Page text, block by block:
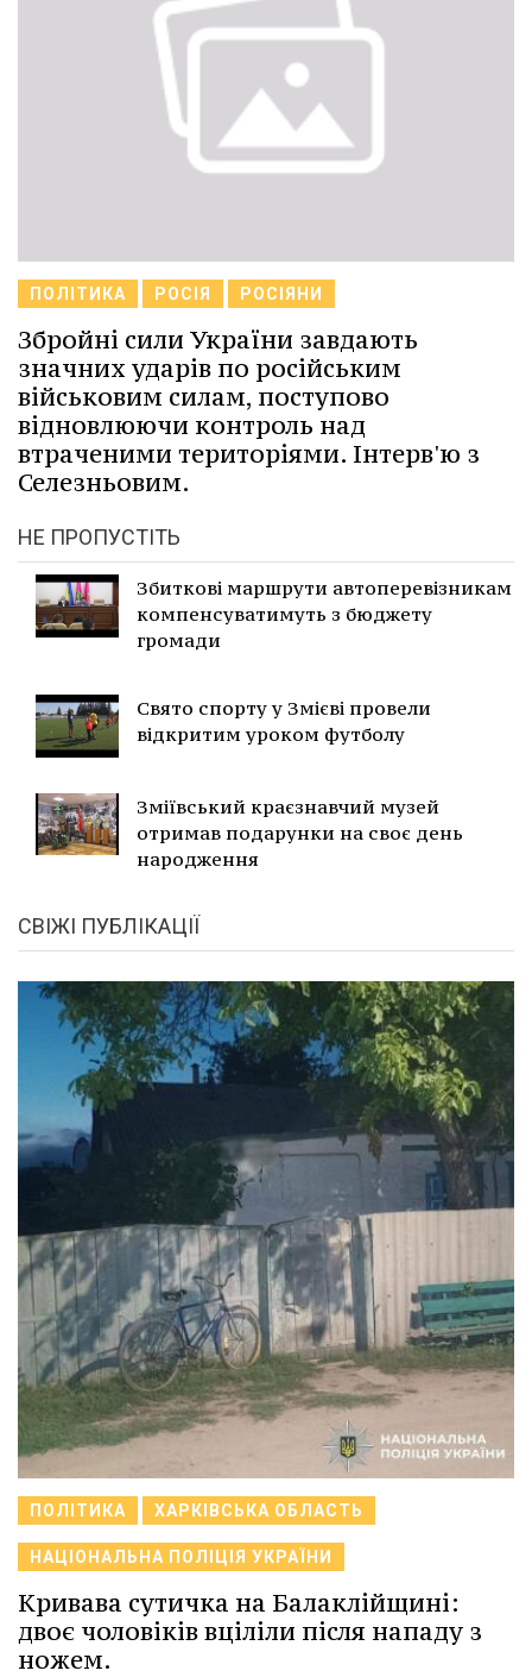
ПОЛІТИКА РОСІЯ РОСІЯНИ
Збройні сили України завдають
значних ударів по російським
військовим силам, поступово
відновлюючи контроль над
втраченими територіями. Інтерв'ю з
Селезньовим.
НЕ ПРОПУСТІТЬ
Збиткові маршрути автоперевізникам
компенсуватимуть з бюджету
громади
Свято спорту у Змієві провели
відкритим уроком футболу
Зміївський краєзнавчий музей
отримав подарунки на своє день
народження
СВІЖІ ПУБЛІКАЦІЇ
ПОЛІТИКА ХАРКІВСЬКА ОБЛАСТЬ
НАЦІОНАЛЬНА ПОЛІЦІЯ УКРАЇНИ
Кривава сутичка на Балаклійщині:
двоє чоловіків вціліли після нападу з
ножем.